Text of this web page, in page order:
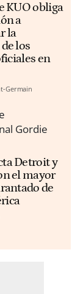
KUO obliga
a
la
los
en
Germain
Detroit y
el mayor
de